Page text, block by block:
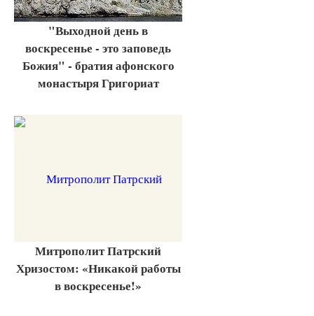
"Выходной день в
воскресенье - это заповедь
Божия" - братия афонского
монастыря Григориат
Митрополит Патрский
Хризостом: «Никакой работы
в воскресенье!»